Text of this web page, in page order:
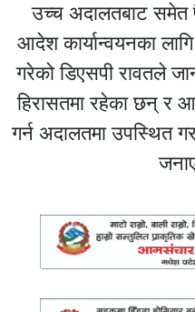
उच्च अदालतबाट समेत
आदेश कार्यान्वयनका
गरेको डिएसपी रावतले
हिरासतमा रहेका छन् र
गर्न अदालतमा उपस्थित